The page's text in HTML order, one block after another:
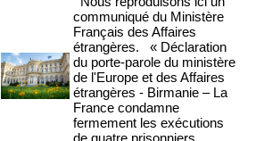
communiqué du Ministère
Français des Affaires
étrangères. « Déclaration
du porte-parole du ministère
de l'Europe et des Affaires
étrangères - Birmanie – La
France condamne
fermement les exécutions